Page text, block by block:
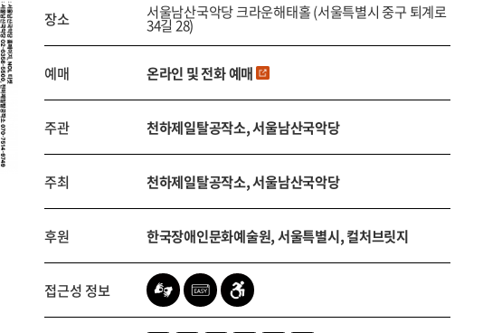
장소 서울남산국악당 크라운해태홀 (서울특별시 중구 퇴계로
34길 28)
예매 온라인 및 전화 예매
주관 천하제일탈공작소, 서울남산국악당
주최 천하제일탈공작소, 서울남산국악당
후원 한국장애인문화예술원, 서울특별시, 컬처브릿지
접근성 정보